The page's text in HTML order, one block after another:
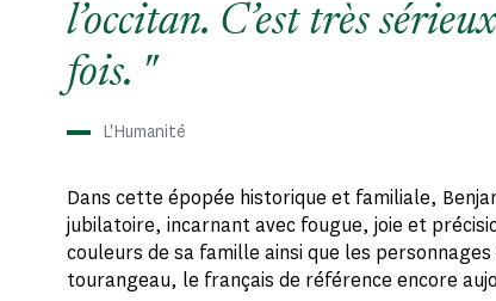
l’occitan. C’est très
fois.
L'Humanité
Dans cette épopée historique et familiale,
jubilatoire, incarnant avec fougue, joie et
couleurs de sa famille ainsi que les
tourangeau, le français de référence encore